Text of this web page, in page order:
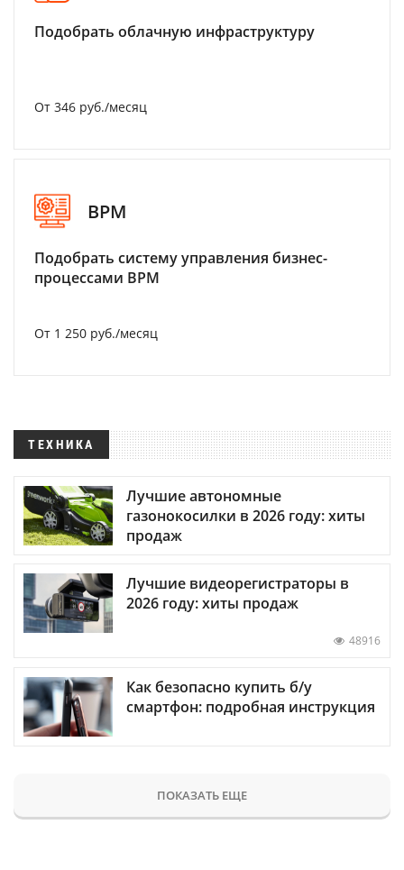
Подобрать облачную инфраструктуру
От 346 руб./месяц
BPM
Подобрать систему управления бизнес-
процессами BPM
От 1 250 руб./месяц
ТЕХНИКА
Лучшие автономные
газонокосилки в 2026 году: хиты
продаж
Лучшие видеорегистраторы в
2026 году: хиты продаж
48916
Как безопасно купить б/у
смартфон: подробная инструкция
ПОКАЗАТЬ ЕЩЕ